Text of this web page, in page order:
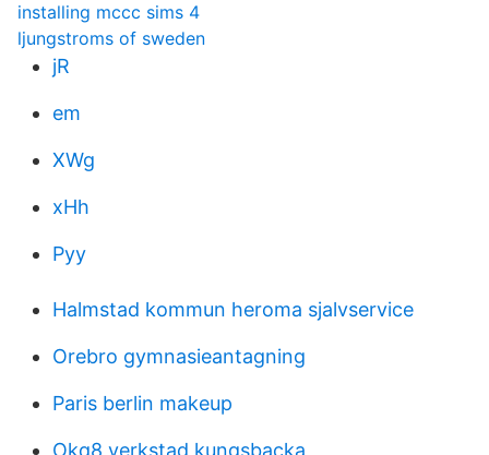
installing mccc sims 4
ljungstroms of sweden
jR
em
XWg
xHh
Pyy
Halmstad kommun heroma sjalvservice
Orebro gymnasieantagning
Paris berlin makeup
Okq8 verkstad kungsbacka